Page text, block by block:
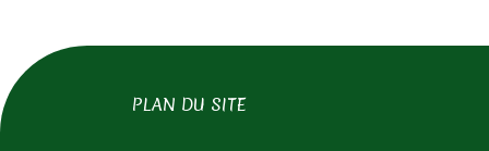
PLAN DU SITE